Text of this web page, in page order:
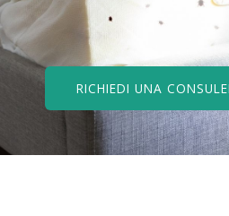
RICHIEDI UNA